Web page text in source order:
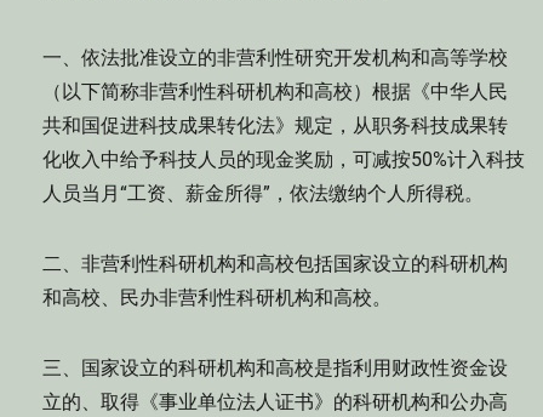
一、依法批准设立的非营利性研究开发机构和高等学校
（以下简称非营利性科研机构和高校）根据《中华人民
共和国促进科技成果转化法》规定，从职务科技成果转
化收入中给予科技人员的现金奖励，可减按50%计入科技
人员当月“工资、薪金所得”，依法缴纳个人所得税。
二、非营利性科研机构和高校包括国家设立的科研机构
和高校、民办非营利性科研机构和高校。
三、国家设立的科研机构和高校是指利用财政性资金设
立的、取得《事业单位法人证书》的科研机构和公办高